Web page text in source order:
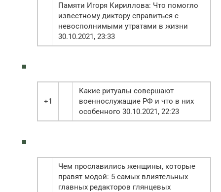
Памяти Игоря Кириллова: Что помогло
известному диктору справиться с
невосполнимыми утратами в жизни
30.10.2021, 23:33
+1
Какие ритуалы совершают
военнослужащие РФ и что в них
особенного 30.10.2021, 22:23
Чем прославились женщины, которые
правят модой: 5 самых влиятельных
главных редакторов глянцевых